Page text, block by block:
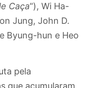
Caça“), Wi Ha-
Jung, John D.
Byung-hun e Heo
pela
que acumularam